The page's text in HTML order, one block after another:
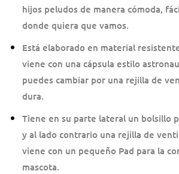
hijos peludos de manera cómoda,
donde quiera que vamos.
Está elaborado en material
viene con una cápsula estilo
puedes cambiar por una rejilla de
dura.
Tiene en su parte lateral un bolsillo
y al lado contrario una rejilla de
viene con un pequeño Pad para la
mascota.